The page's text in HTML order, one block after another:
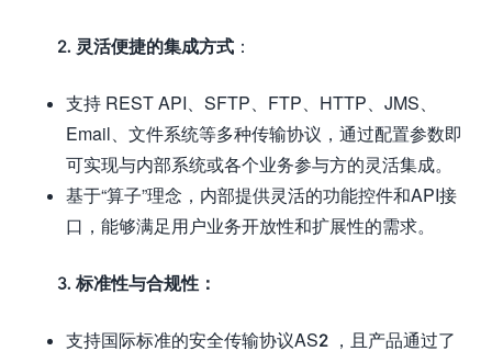
2. 灵活便捷的集成方式 ：
支持 REST API、SFTP、FTP、HTTP、JMS、
Email、文件系统等多种传输协议，通过配置参数即
可实现与内部系统或各个业务参与方的灵活集成。
基于“算子”理念，内部提供灵活的功能控件和API接
口，能够满足用户业务开放性和扩展性的需求。
3. 标准性与合规性：
支持国际标准的安全传输协议AS2 ，且产品通过了